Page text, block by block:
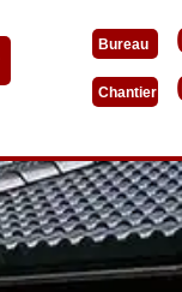
Bureau
Chantier